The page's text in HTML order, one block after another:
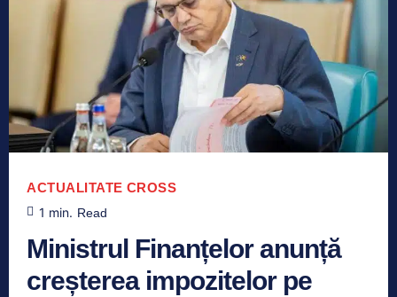
ACTUALITATE CROSS
1 min. Read
Ministrul Finanțelor anunță
creșterea impozitelor pe